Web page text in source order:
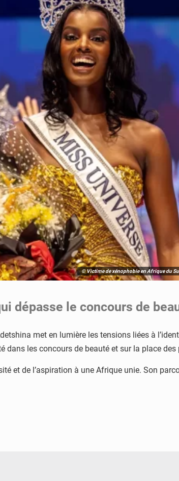
© Victime de xénophobie en Afrique du
dépasse le concours de
met en lumière les tensions liées à
dans les concours de beauté et sur la place
et de l’aspiration à une Afrique unie. Son